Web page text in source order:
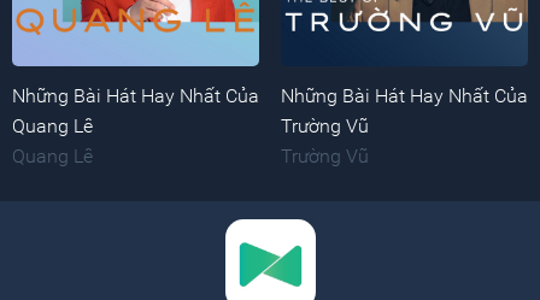
Những Bài Hát Hay Nhất Của
Quang Lê
Quang Lê
Những Bài Hát Hay Nhất Của
Trường Vũ
Trường Vũ